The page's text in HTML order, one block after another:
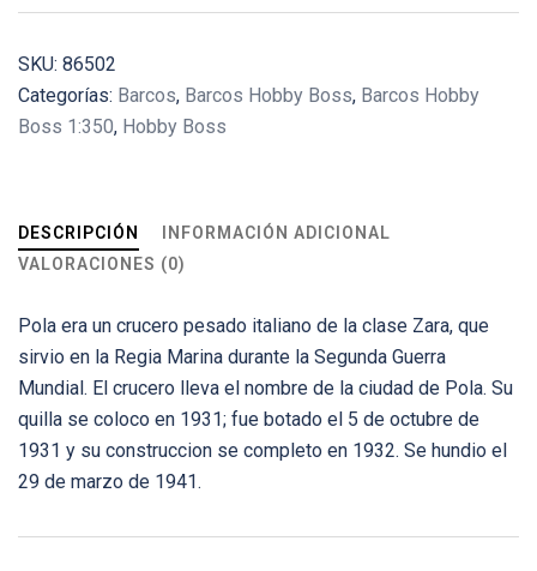
SKU: 86502
Categorías: Barcos, Barcos Hobby Boss, Barcos Hobby
Boss 1:350, Hobby Boss
DESCRIPCIÓN
INFORMACIÓN ADICIONAL
VALORACIONES (0)
Pola era un crucero pesado italiano de la clase Zara, que
sirvio en la Regia Marina durante la Segunda Guerra
Mundial. El crucero lleva el nombre de la ciudad de Pola. Su
quilla se coloco en 1931; fue botado el 5 de octubre de
1931 y su construccion se completo en 1932. Se hundio el
29 de marzo de 1941.